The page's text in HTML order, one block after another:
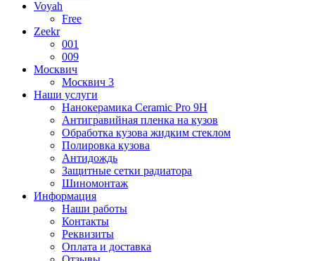
Voyah
Free
Zeekr
001
009
Москвич
Москвич 3
Наши услуги
Нанокерамика Ceramic Pro 9H
Антигравийная пленка на кузов
Обработка кузова жидким стеклом
Полировка кузова
Антидождь
Защитные сетки радиатора
Шиномонтаж
Информация
Наши работы
Контакты
Реквизиты
Оплата и доставка